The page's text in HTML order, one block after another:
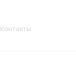
Контакты